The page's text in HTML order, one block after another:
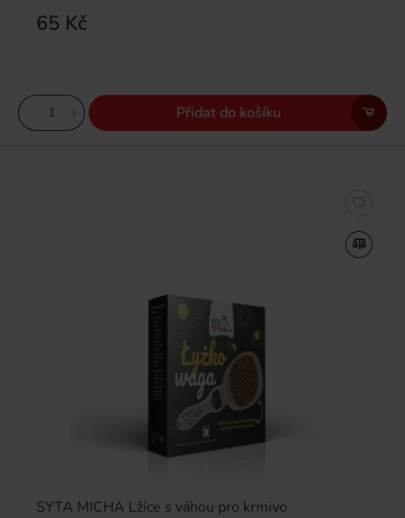
65 Kč
Přidat do košíku
SYTA MICHA Lžíce s váhou pro krmivo